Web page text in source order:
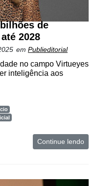
de
2028
em Publieditorial
no campo Virtueyes
inteligência aos
Continue lendo